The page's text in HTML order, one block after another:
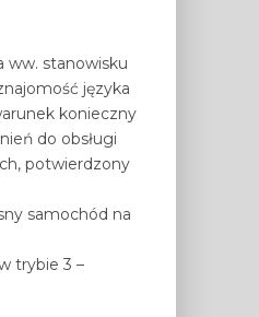
ww. stanowisku
języka
konieczny
do obsługi
potwierdzony
samochód na
trybie 3 –